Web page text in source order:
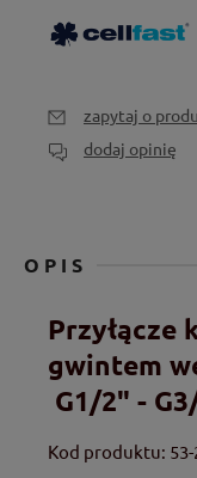
zapytaj o
dodaj opinię
OPIS
Przyłącze
gwintem
G1/2" -
Kod produktu: 53-